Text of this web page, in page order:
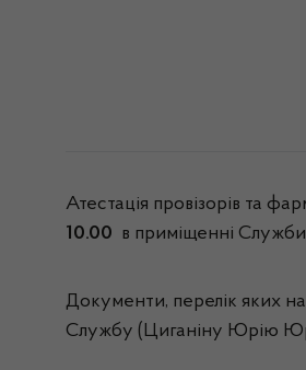
Атестація провізорів та
10.00 в приміщенні
Документи, перелік яких
Службу (Циганіну Юрію